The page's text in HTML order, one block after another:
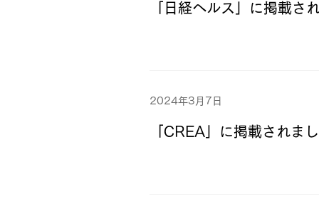
「日経ヘルス」に掲載さ
2024年3月7日
「CREA」に掲載されま